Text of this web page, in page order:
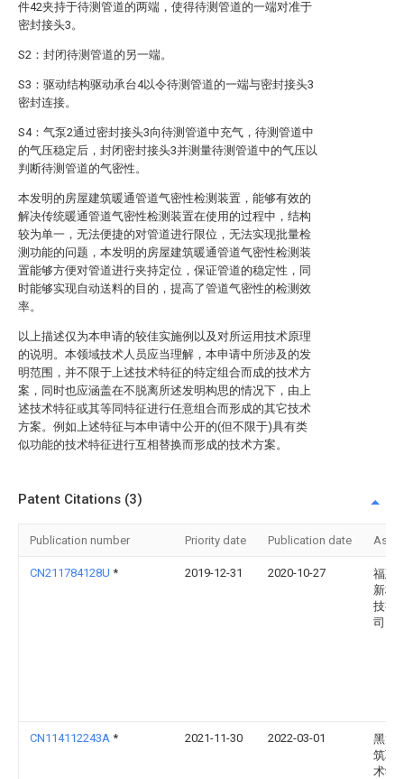
件42夹持于待测管道的两端，使得待测管道的一端对准于
密封接头3。
S2：封闭待测管道的另一端。
S3：驱动结构驱动承台4以令待测管道的一端与密封接头3
密封连接。
S4：气泵2通过密封接头3向待测管道中充气，待测管道中
的气压稳定后，封闭密封接头3并测量待测管道中的气压以
判断待测管道的气密性。
本发明的房屋建筑暖通管道气密性检测装置，能够有效的
解决传统暖通管道气密性检测装置在使用的过程中，结构
较为单一，无法便捷的对管道进行限位，无法实现批量检
测功能的问题，本发明的房屋建筑暖通管道气密性检测装
置能够方便对管道进行夹持定位，保证管道的稳定性，同
时能够实现自动送料的目的，提高了管道气密性的检测效
率。
以上描述仅为本申请的较佳实施例以及对所运用技术原理
的说明。本领域技术人员应当理解，本申请中所涉及的发
明范围，并不限于上述技术特征的特定组合而成的技术方
案，同时也应涵盖在不脱离所述发明构思的情况下，由上
述技术特征或其等同特征进行任意组合而形成的其它技术
方案。例如上述特征与本申请中公开的(但不限于)具有类
似功能的技术特征进行互相替换而形成的技术方案。
Patent Citations (3)
Publication number Priority date Publication date
CN211784128U * 2019-12-31 2020-10-27
福建
新材
技有
司
CN114112243A * 2021-11-30 2022-03-01
黑龙
筑职
术学